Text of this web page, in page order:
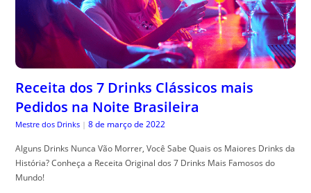
Receita dos 7 Drinks Clássicos mais
Pedidos na Noite Brasileira
Mestre dos Drinks | 8 de março de 2022
Alguns Drinks Nunca Vão Morrer, Você Sabe Quais os Maiores Drinks da
História? Conheça a Receita Original dos 7 Drinks Mais Famosos do
Mundo!